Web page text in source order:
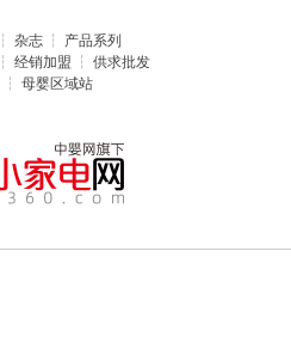
┆ 杂志 ┆ 产品系列
┆ 经销加盟 ┆ 供求批发
┆ 母婴区域站